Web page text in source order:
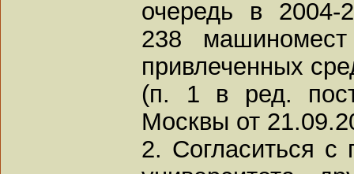
очередь в 2004-
238
привлеченных
(п. 1 в ред.
Москвы от
2. Согласиться с